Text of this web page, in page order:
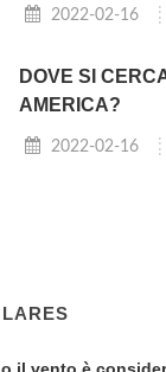
2022-02-16
DOVE SI
AMERICA?
2022-02-16